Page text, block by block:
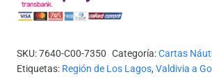
ESTERO
*
SKU:7640-C00-7350 Categoría:Cartas
Etiquetas: Región de Los Lagos, Valdivia a